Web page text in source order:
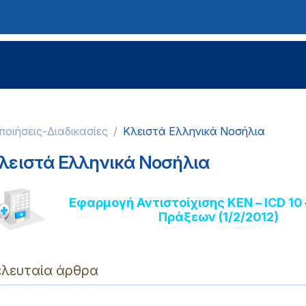
Διαδικασίες Κλειστά Ελληνικά Νοσήλια
Ελληνικά Νοσήλια
Εφαρμογή Αντιστοίχισης ΚΕΝ – ICD 10
Πράξεων (1/2/2012)
άρθρα